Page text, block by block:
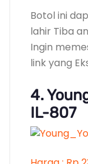
Botol ini
lahir Tiba
Ingin
link yang
4.
IL-807